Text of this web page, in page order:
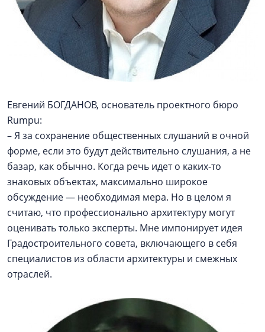
Евгений БОГДАНОВ, основатель проектного бюро
Rumpu:
– Я за сохранение общественных слушаний в очной
форме, если это будут действительно слушания, а не
базар, как обычно. Когда речь идет о каких-то
знаковых объектах, максимально широкое
обсуждение — необходимая мера. Но в целом я
считаю, что профессионально архитектуру могут
оценивать только эксперты. Мне импонирует идея
Градостроительного совета, включающего в себя
специалистов из области архитектуры и смежных
отраслей.